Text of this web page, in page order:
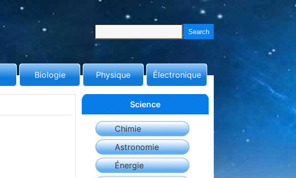
Biologie Physique Électronique
Science
Chimie
Astronomie
Énergie